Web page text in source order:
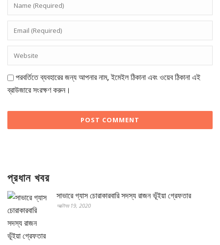
পরবর্তিতে ব্যবহারের জন্য আপনার নাম, ইমেইল ঠিকানা এবং ওয়েব ঠিকানা এই
ব্রাউজারে সংরক্ষণ করুন।
প্রধান খবর
সাভারে গ্যাস চোরাকারবারি সদস্য রাজন ভূঁইয়া গ্রেফতার
অক্টোবর 19, 2020